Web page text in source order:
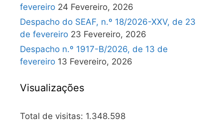
fevereiro 24 Fevereiro, 2026
Despacho do SEAF, n.º 18/2026-XXV, de 23
de fevereiro 23 Fevereiro, 2026
Despacho n.º 1917-B/2026, de 13 de
fevereiro 13 Fevereiro, 2026
Visualizações
Total de visitas: 1.348.598